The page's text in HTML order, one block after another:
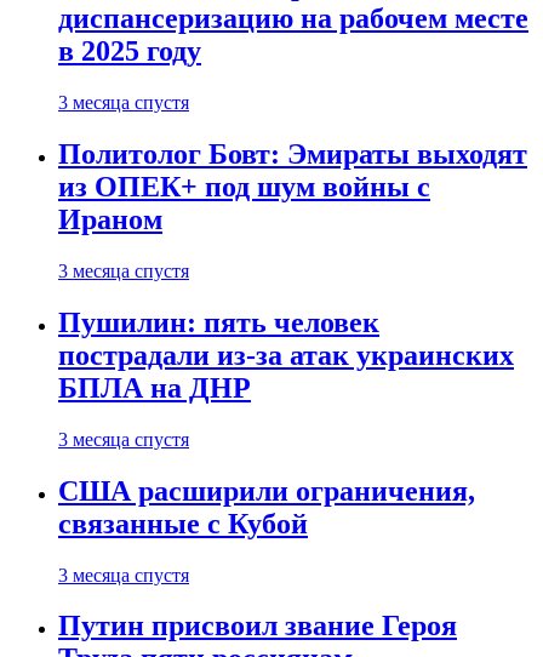
диспансеризацию на рабочем месте
в 2025 году
3 месяца спустя
Политолог Бовт: Эмираты выходят
из ОПЕК+ под шум войны с
Ираном
3 месяца спустя
Пушилин: пять человек
пострадали из-за атак украинских
БПЛА на ДНР
3 месяца спустя
США расширили ограничения,
связанные с Кубой
3 месяца спустя
Путин присвоил звание Героя